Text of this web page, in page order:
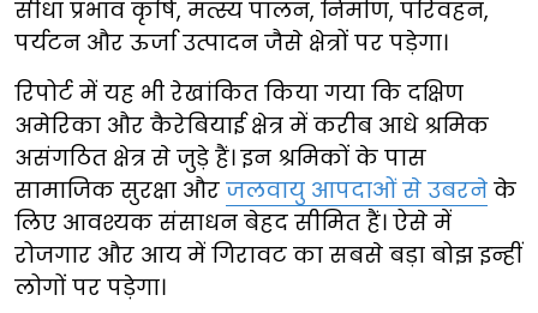
सीधा प्रभाव कृषि, मत्स्य पालन, निर्माण, परिवहन,
पर्यटन और ऊर्जा उत्पादन जैसे क्षेत्रों पर पड़ेगा।
रिपोर्ट में यह भी रेखांकित किया गया कि दक्षिण
अमेरिका और कैरेबियाई क्षेत्र में करीब आधे श्रमिक
असंगठित क्षेत्र से जुड़े हैं। इन श्रमिकों के पास
सामाजिक सुरक्षा और जलवायु आपदाओं से उबरने के
लिए आवश्यक संसाधन बेहद सीमित हैं। ऐसे में
रोजगार और आय में गिरावट का सबसे बड़ा बोझ इन्हीं
लोगों पर पड़ेगा।